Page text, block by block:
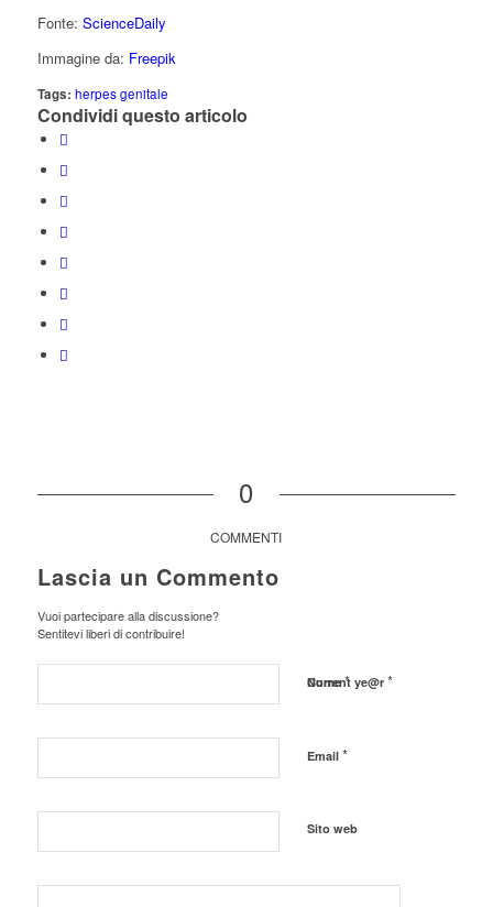
Fonte: ScienceDaily
Immagine da: Freepik
Tags: herpes genitale
Condividi questo articolo
0
COMMENTI
Lascia un Commento
Vuoi partecipare alla discussione?
Sentitevi liberi di contribuire!
Nome*
Email *
Sito web
Current ye@r *